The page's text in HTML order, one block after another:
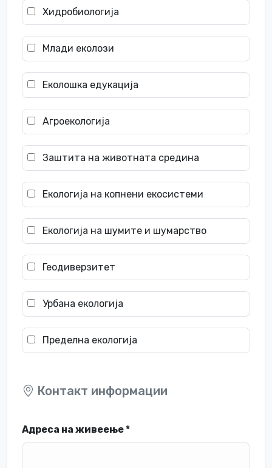
Хидробиологија
Млади еколози
Еколошка едукација
Агроекологија
Заштита на животната средина
Екологија на копнени екосистеми
Екологија на шумите и шумарство
Геодиверзитет
Урбана екологија
Пределна екологија
Контакт информации
Адреса на живеење *